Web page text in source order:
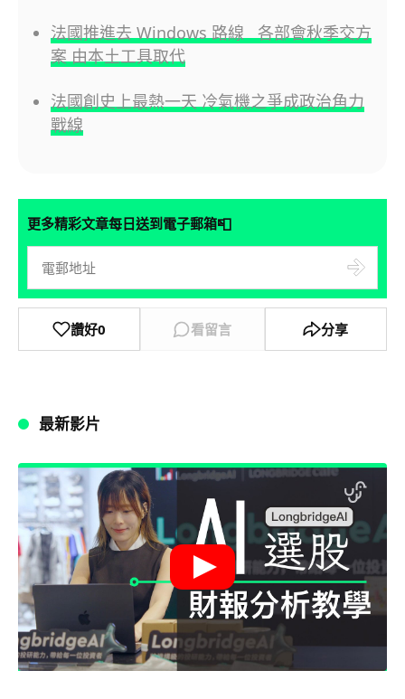
法國推進去 Windows 路線 各部會秋季交方
案 由本土工具取代
法國創史上最熱一天 冷氣機之爭成政治角力
戰線
更多精彩文章每日送到電子郵箱📮
讚好0 看留言 分享
最新影片